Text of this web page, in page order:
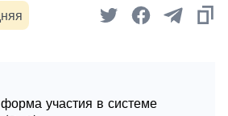
участия в системе